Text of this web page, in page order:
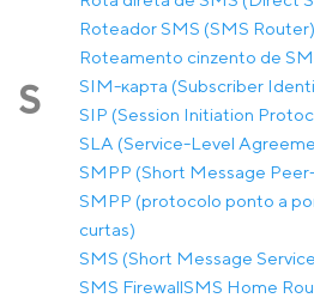
Roteador SMS (SMS Router)
Roteamento cinzento de
S
SIM-карта (Subscriber
SIP (Session Initiation
SLA (Service-Level
SMPP (Short Message
SMPP (protocolo ponto a
curtas)
SMS (Short Message
SMS FirewallSMS Home